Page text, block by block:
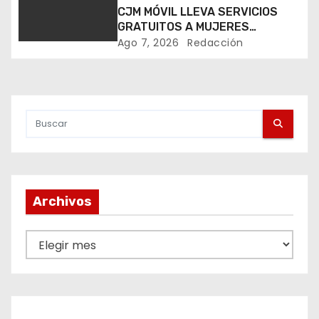
d
r
a
d
CJM MÓVIL LLEVA SERVICIOS
GRATUITOS A MUJERES
DURANTE LA FENAPO 2026
Ago 7, 2026 Redacción
Archivos
r